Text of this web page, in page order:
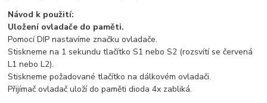
Návod k použití:
Uložení ovladače do paměti.
Pomocí DIP nastavíme značku ovladače.
Stiskneme na 1 sekundu tlačítko S1 nebo S2 (rozsvítí se červená
L1 nebo L2).
Stiskneme požadované tlačítko na dálkovém ovladači.
Přijímač ovladač uloží do paměti dioda 4x zabliká.